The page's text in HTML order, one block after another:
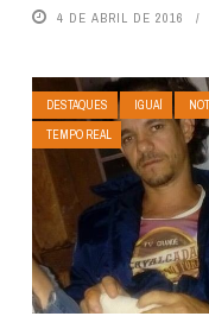
4 DE ABRIL DE 2016
DESTAQUES IGUAÍ
TEMPO REAL